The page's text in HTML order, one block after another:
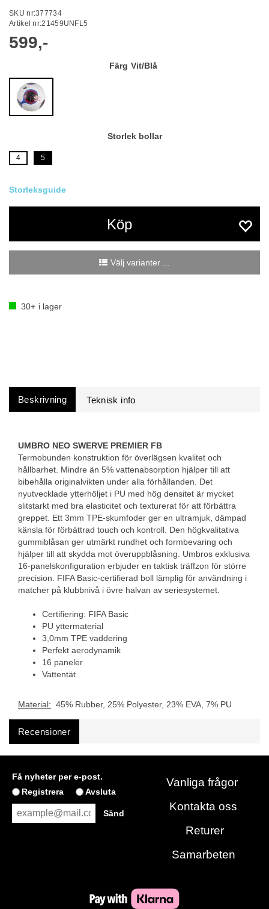
SKU nr:377734
Artikel nr:21459UNFL5
599,-
Färg Vit/Blå
Storlek bollar
4 5
Köp
Välj varianter ...
30+ i lager
Beskrivning
UMBRO NEO SWERVE PREMIER FB
Termobunden konstruktion för överlägsen kvalitet och
hållbarhet. Mindre än 5% vattenabsorption hjälper till att
bibehålla originalvikten under alla förhållanden. Det
nyutvecklade ytterhöljet i PU med hög densitet är mycket
slitstarkt med bra elasticitet och texturerat för att förbättra
greppet. Ett 3mm TPE-skumfoder ger en ultramjuk, dämpad
känsla för förbättrad touch och kontroll. Den högkvalitativa
gummiblåsan ger utmärkt rundhet och formbevaring och
hjälper till att skydda mot överuppblåsning. Umbros exklusiva
16-panelskonfiguration erbjuder en taktisk träffzon för större
precision. FIFA Basic-certifierad boll lämplig för användning i
matcher på klubbnivå i övre halvan av seriesystemet.
Certifiering: FIFA Basic
PU yttermaterial
3,0mm TPE vaddering
Perfekt aerodynamik
16 paneler
Vattentät
Material: 45% Rubber, 25% Polyester, 23% EVA, 7% PU
Recensioner
Få nyheter per e-post.
Registrera
Avsluta
Vanliga frågor
Kontakta oss
Returer
Samarbeten